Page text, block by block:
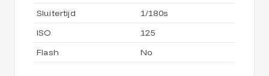
Sluitertijd
1/180s
ISO
125
Flash
No